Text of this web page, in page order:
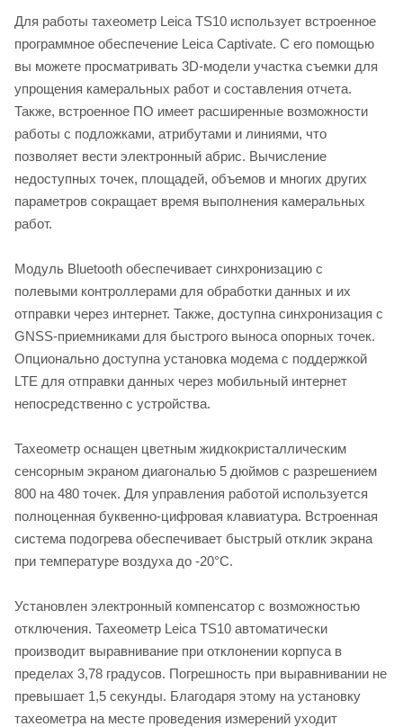
Для работы тахеометр Leica TS10 использует встроенное
программное обеспечение Leica Captivate. С его помощью
вы можете просматривать 3D-модели участка съемки для
упрощения камеральных работ и составления отчета.
Также, встроенное ПО имеет расширенные возможности
работы с подложками, атрибутами и линиями, что
позволяет вести электронный абрис. Вычисление
недоступных точек, площадей, объемов и многих других
параметров сокращает время выполнения камеральных
работ.
Модуль Bluetooth обеспечивает синхронизацию с
полевыми контроллерами для обработки данных и их
отправки через интернет. Также, доступна синхронизация с
GNSS-приемниками для быстрого выноса опорных точек.
Опционально доступна установка модема с поддержкой
LTE для отправки данных через мобильный интернет
непосредственно с устройства.
Тахеометр оснащен цветным жидкокристаллическим
сенсорным экраном диагональю 5 дюймов с разрешением
800 на 480 точек. Для управления работой используется
полноценная буквенно-цифровая клавиатура. Встроенная
система подогрева обеспечивает быстрый отклик экрана
при температуре воздуха до -20°С.
Установлен электронный компенсатор с возможностью
отключения. Тахеометр Leica TS10 автоматически
производит выравнивание при отклонении корпуса в
пределах 3,78 градусов. Погрешность при выравнивании не
превышает 1,5 секунды. Благодаря этому на установку
тахеометра на месте проведения измерений уходит